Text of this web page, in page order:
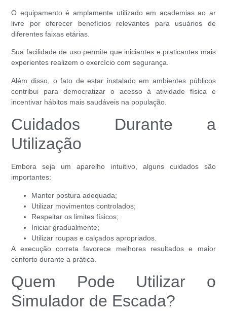
O equipamento é amplamente utilizado em academias ao ar
livre por oferecer benefícios relevantes para usuários de
diferentes faixas etárias.
Sua facilidade de uso permite que iniciantes e praticantes mais
experientes realizem o exercício com segurança.
Além disso, o fato de estar instalado em ambientes públicos
contribui para democratizar o acesso à atividade física e
incentivar hábitos mais saudáveis na população.
Cuidados Durante a
Utilização
Embora seja um aparelho intuitivo, alguns cuidados são
importantes:
Manter postura adequada;
Utilizar movimentos controlados;
Respeitar os limites físicos;
Iniciar gradualmente;
Utilizar roupas e calçados apropriados.
A execução correta favorece melhores resultados e maior
conforto durante a prática.
Quem Pode Utilizar o
Simulador de Escada?